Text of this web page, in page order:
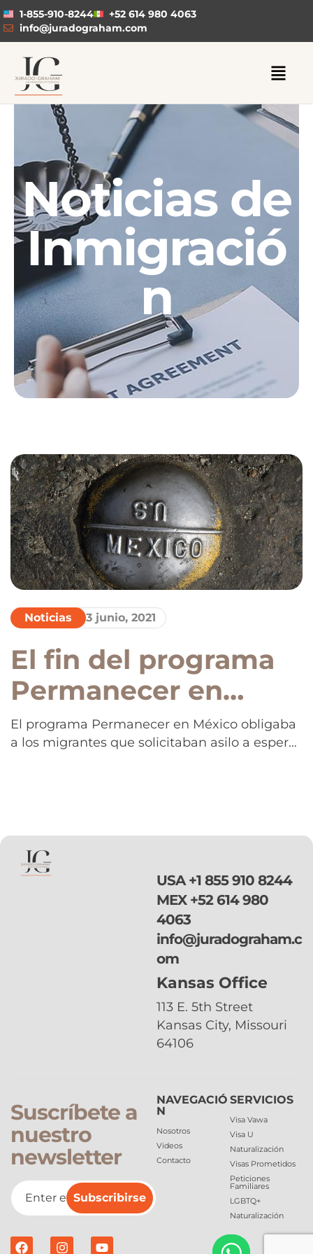
1-855-910-8244
+52 614 980 4063
info@juradograham.com
Noticias de
Inmigració
n
Noticias 3 junio, 2021
El fin del programa
Permanecer en
México: el DHS
anunció la anulación
Protocols
El programa Permanecer en México obligaba
a los migrantes que solicitaban asilo a esperar
anunció públicamente que se anula de forma
definitiva la aplicación del programa
Permanecer […]
USA+1 855 910 8244
MEX +52 614 980
4063
info@juradograham.c
om
Kansas Office
113 E. 5th Street
Kansas City, Missouri
64106
Suscríbete a
nuestro
newsletter
Subscribirse
NAVEGACIÓ
N
Nosotros
Videos
Contacto
SERVICIOS
Visa Vawa
Visa U
Naturalización
Visas Prometidos
Peticiones
Familiares
LGBTQ+
Naturalización